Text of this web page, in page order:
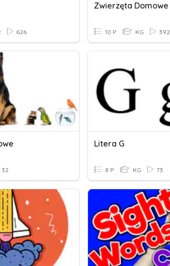
626
Zwierzęta Domowe
10 P KG 392
32
Litera G
8 P KG 73